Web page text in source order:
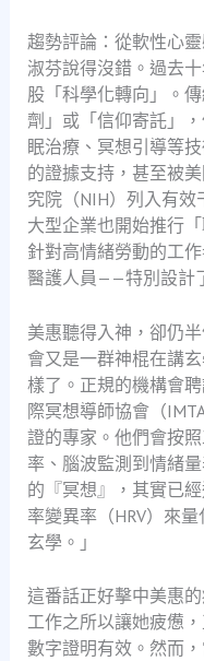
趨勢評論：從軟性心
淑芬說得沒錯。過去
股「科學化轉向」。
劑」或「信仰寄託」
眠治療、冥想引導等
的證據支持，甚至被
究院（NIH）列入有
大型企業也開始推行
針對高情緒勞動的工
醫護人員——特別設計
美惠聽得入神，卻仍
會又是一群神棍在講
樣了。正規的機構會
際冥想導師協會（
證的專家。他們會按
率、腦波監測到情緒
的『冥想』，其實已
率變異率（HRV）來
玄學。」
這番話正好擊中美惠
工作之所以讓她疲憊
數字證明有效。然而